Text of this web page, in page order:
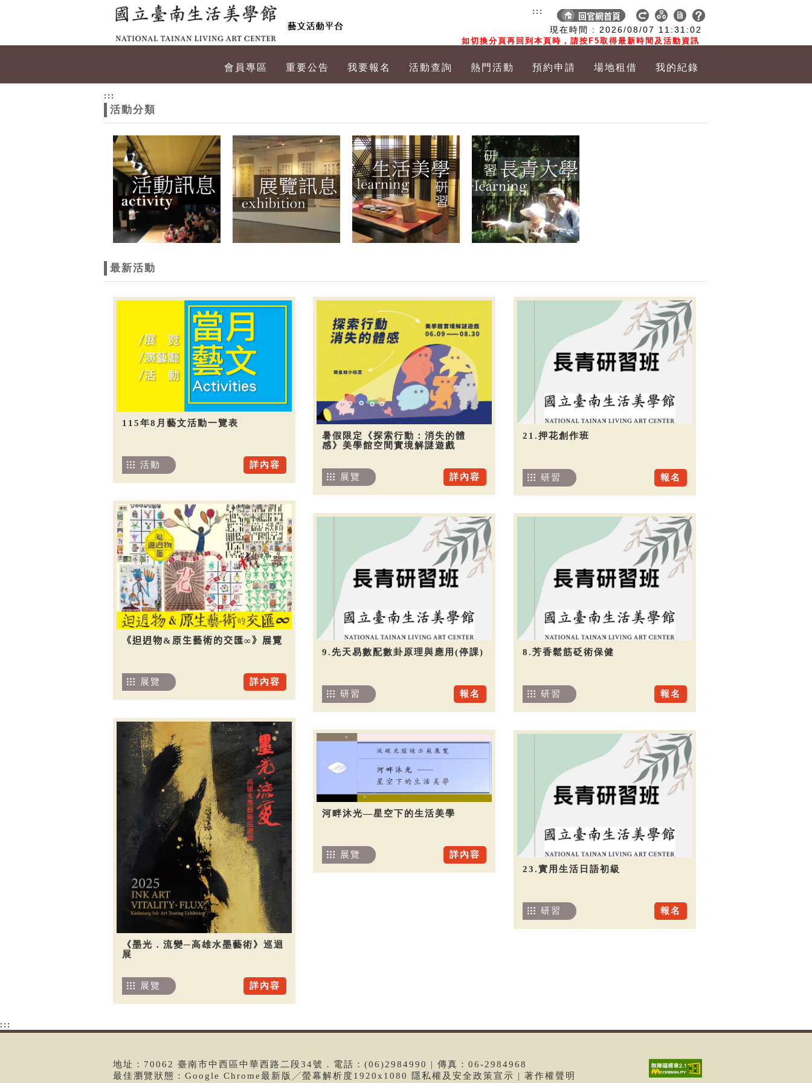
現在時間 : 2026/08/07 11:31:03
如切換分頁再回到本頁時，請按F5取得最新時間及活動資訊
:::
會員專區 重要公告 我要報名 活動查詢 熱門活動 預約申請 場地租借 我的紀錄
:::
活動分類
最新活動
115年8月藝文活動一覽表
詳內容
活動
暑假限定《探索行動：消失的體
感》美學館空間實境解謎遊戲
詳內容
展覽
21.押花創作班
報名
研習
《𨑨迌物&原生藝術的交匯∞》展覽
詳內容
展覽
9.先天易數配數卦原理與應用(停課)
報名
研習
8.芳香鬆筋砭術保健
報名
研習
《墨光．流變─高雄水墨藝術》巡迴
展
詳內容
展覽
河畔沐光—星空下的生活美學
詳內容
展覽
23.實用生活日語初級
報名
研習
:::
地址：70062 臺南市中西區中華西路二段34號．電話：(06)2984990 | 傳真：06-2984968
最佳瀏覽狀態：Google Chrome最新版╱螢幕解析度1920x1080 隱私權及安全政策宣示 | 著作權聲明